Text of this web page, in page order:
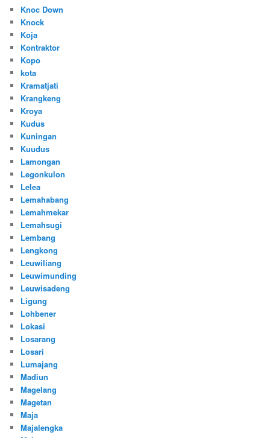
Knoc Down
Knock
Koja
Kontraktor
Kopo
kota
Kramatjati
Krangkeng
Kroya
Kudus
Kuningan
Kuudus
Lamongan
Legonkulon
Lelea
Lemahabang
Lemahmekar
Lemahsugi
Lembang
Lengkong
Leuwiliang
Leuwimunding
Leuwisadeng
Ligung
Lohbener
Lokasi
Losarang
Losari
Lumajang
Madiun
Magelang
Magetan
Maja
Majalengka